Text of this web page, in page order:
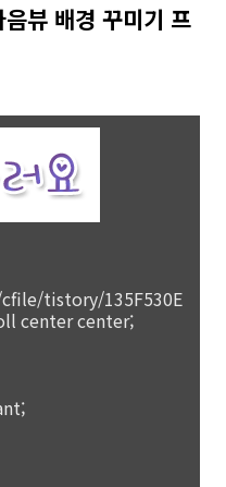
뷰 배경 꾸미기 프
tistory/135F530E
center center;